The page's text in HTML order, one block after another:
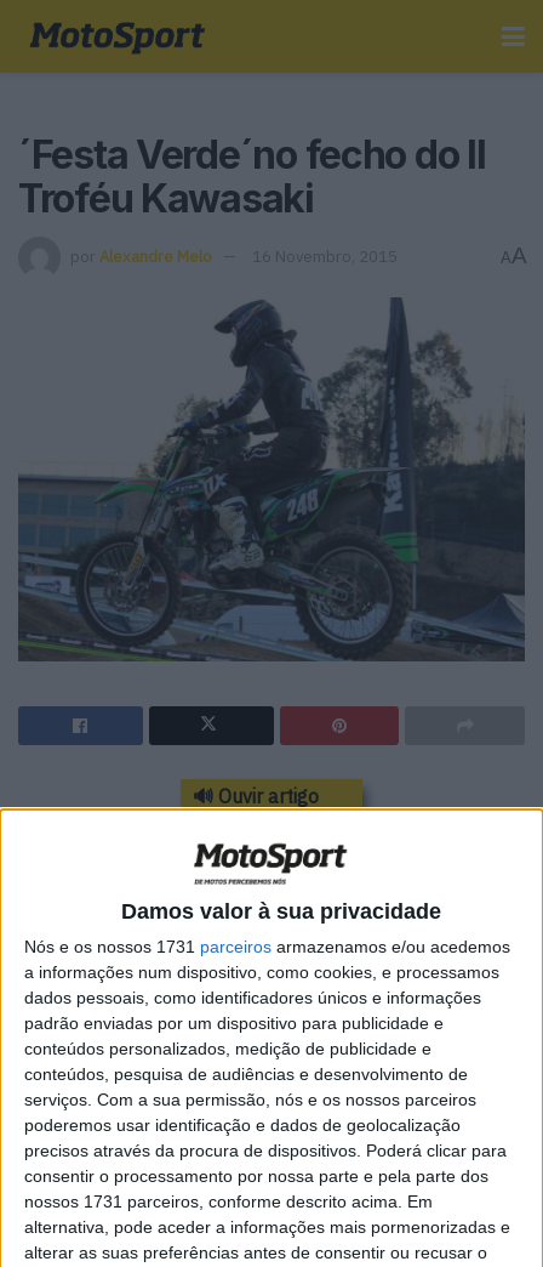
Damos valor à sua privacidade
Nós e os nossos 1731 parceiros armazenamos e/ou acedemos
a informações num dispositivo, como cookies, e processamos
dados pessoais, como identificadores únicos e informações
padrão enviadas por um dispositivo para publicidade e
conteúdos personalizados, medição de publicidade e
conteúdos, pesquisa de audiências e desenvolvimento de
serviços. Com a sua permissão, nós e os nossos parceiros
poderemos usar identificação e dados de geolocalização
precisos através da procura de dispositivos. Poderá clicar para
consentir o processamento por nossa parte e pela parte dos
nossos 1731 parceiros, conforme descrito acima. Em
alternativa, pode aceder a informações mais pormenorizadas e
alterar as suas preferências antes de consentir ou recusar o
´Festa Verde´no fecho do II
Troféu Kawasaki
por Alexandre Melo 16 Novembro, 2015 AA
🔊 Ouvir artigo
Teve lugar no passado sábado, em Lousada, a última
prova do II Troféu Kawasaki Santander, que coroou Rui
Rodrigues, em MX1, e Francisco Salgado, em MX2, como
os grandes vencedores desta competição.
Se Rui Rodrigues já tinha garantido o título na prova
anterior, em Vagos, Francisco Salgado precisou de duas
vitórias no Complexo Volta e Rodas para garantir o
triunfo no II Troféu Kawasaki, uma vez que Artur Amorim
e Hélio Santos também chegaram a Lousada com a
oportunidade de conquistar o título. Salgado dominou as
duas corridas da categoria MX2, tendo sido secundado
por Filipe Gomes em ambas as provas e por Artur
Amorim, quarto classificado nos dois confrontos.